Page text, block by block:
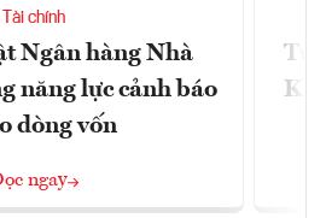
Tài chính
Ngân hàng Nhà
năng lực cảnh báo
dòng vốn
ngay
Từ